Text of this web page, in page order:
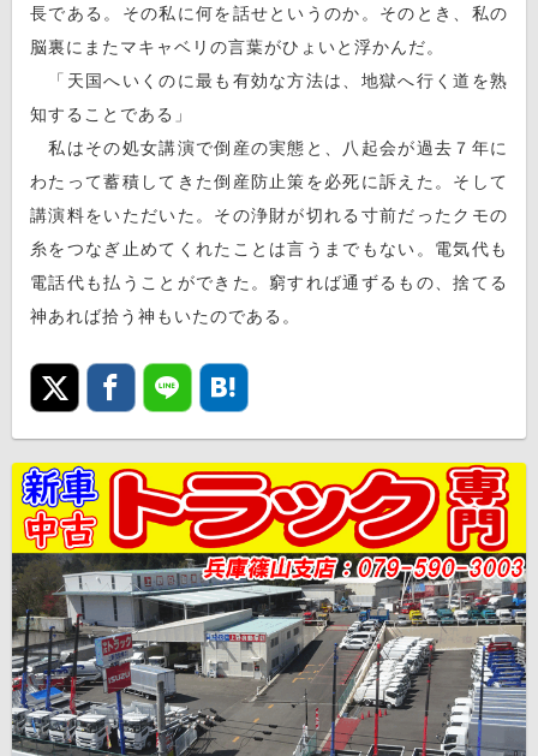
長である。その私に何を話せというのか。そのとき、私の
脳裏にまたマキャベリの言葉がひょいと浮かんだ。
「天国へいくのに最も有効な方法は、地獄へ行く道を熟
知することである」
私はその処女講演で倒産の実態と、八起会が過去７年に
わたって蓄積してきた倒産防止策を必死に訴えた。そして
講演料をいただいた。その浄財が切れる寸前だったクモの
糸をつなぎ止めてくれたことは言うまでもない。電気代も
電話代も払うことができた。窮すれば通ずるもの、捨てる
神あれば拾う神もいたのである。